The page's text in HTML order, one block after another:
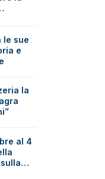
le sue
e
la
al 4